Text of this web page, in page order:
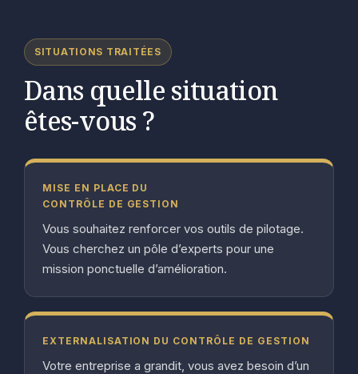
SITUATIONS TRAITÉES
Dans quelle situation
êtes-vous ?
MISE EN PLACE DU
CONTRÔLE DE GESTION
Vous souhaitez renforcer vos outils de pilotage.
Vous cherchez un pôle d’experts pour une
mission ponctuelle d’amélioration.
EXTERNALISATION DU CONTRÔLE DE GESTION
Votre entreprise a grandit, vous avez besoin d’un